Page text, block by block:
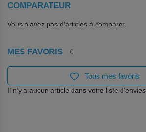
COMPARATEUR
Vous n’avez pas d’articles à comparer.
MES FAVORIS
Tous mes favoris
Il n’y a aucun article dans votre liste d’envies.